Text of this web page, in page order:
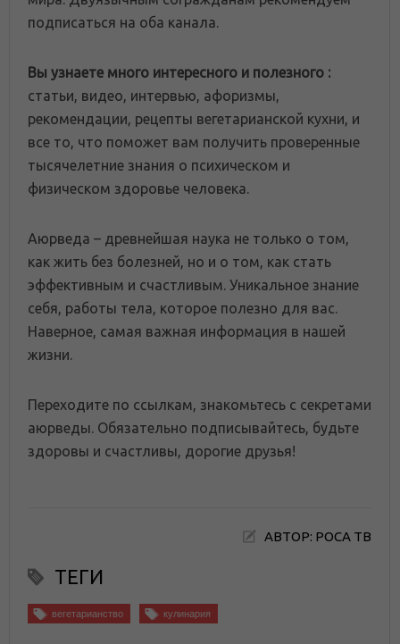
подписаться на оба канала.
Вы узнаете много интересного и полезного :
статьи, видео, интервью, афоризмы,
рекомендации, рецепты вегетарианской кухни, и
все то, что поможет вам получить проверенные
тысячелетние знания о психическом и
физическом здоровье человека.
Аюрведа – древнейшая наука не только о том,
как жить без болезней, но и о том, как стать
эффективным и счастливым. Уникальное знание
себя, работы тела, которое полезно для вас.
Наверное, самая важная информация в нашей
жизни.
Переходите по ссылкам, знакомьтесь с секретами
аюрведы. Обязательно подписывайтесь, будьте
здоровы и счастливы, дорогие друзья!
АВТОР: РОСА ТВ
ТЕГИ
вегетарианство кулинария